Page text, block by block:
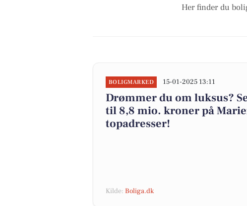
Her finder du
BOLIGMARKED 15-01-2025 13:11
Drømmer du om luksus?
til 8,8 mio. kroner på
topadresser!
Kilde: Boliga.dk